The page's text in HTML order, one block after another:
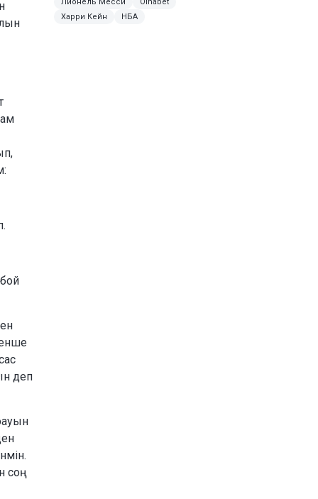
деп
Лионель Месси
Oinabet
Харри Кейн
НБА